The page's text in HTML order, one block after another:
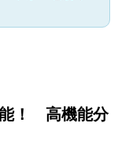
能！ 高機能分